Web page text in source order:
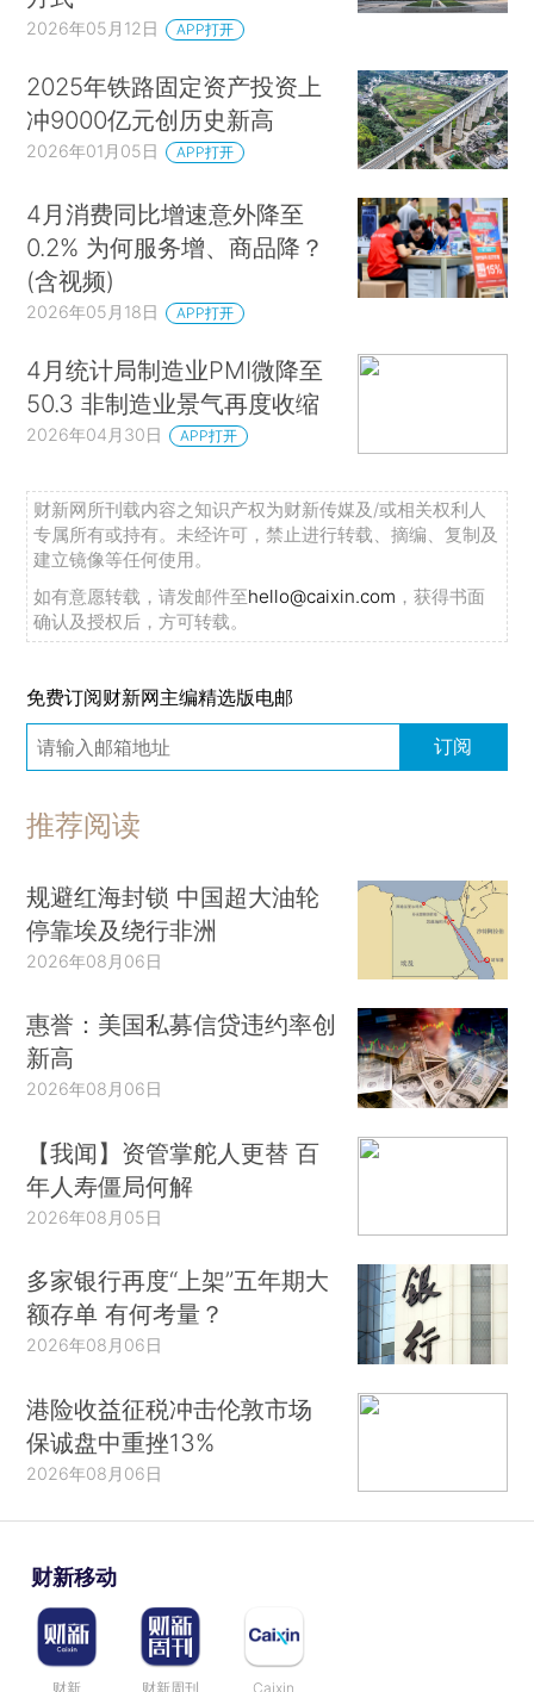
2026年05月12日 APP打开
2025年铁路固定资产投资上
冲9000亿元创历史新高
2026年01月05日 APP打开
4月消费同比增速意外降至
0.2% 为何服务增、商品降？
(含视频)
2026年05月18日 APP打开
4月统计局制造业PMI微降至
50.3 非制造业景气再度收缩
2026年04月30日 APP打开
财新网所刊载内容之知识产权为财新传媒及/或相关权利人
专属所有或持有。未经许可，禁止进行转载、摘编、复制及
建立镜像等任何使用。
如有意愿转载，请发邮件至hello@caixin.com ，获得书面
确认及授权后，方可转载。
免费订阅财新网主编精选版电邮
订阅
推荐阅读
规避红海封锁 中国超大油轮
停靠埃及绕行非洲
2026年08月06日
惠誉：美国私募信贷违约率创
新高
2026年08月06日
【我闻】资管掌舵人更替 百
年人寿僵局何解
2026年08月05日
多家银行再度“上架”五年期大
额存单 有何考量？
2026年08月06日
港险收益征税冲击伦敦市场
保诚盘中重挫13%
2026年08月06日
财新移动
财新 财新周刊 Caixin